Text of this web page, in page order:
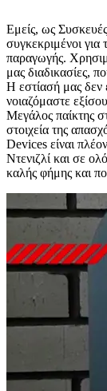
Εμείς, ως
συγκεκριμένοι για
παραγωγής.
μας διαδικασίες,
Η εστίασή μας δεν
νοιαζόμαστε
Μεγάλος παίκτης
στοιχεία της
Devices είναι
Ντενιζλί και σε
καλής φήμης και